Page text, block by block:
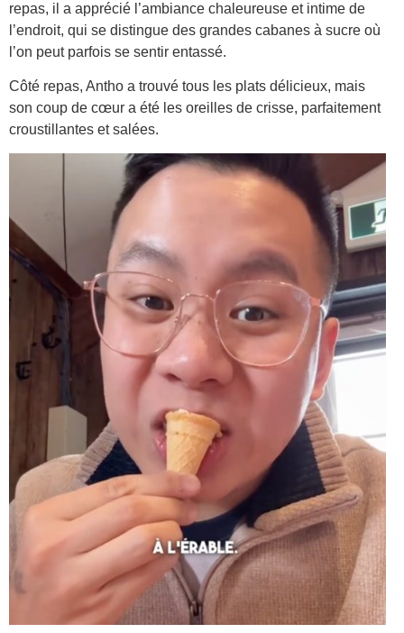
repas, il a apprécié l’ambiance chaleureuse et intime de
l’endroit, qui se distingue des grandes cabanes à sucre où
l’on peut parfois se sentir entassé.
Côté repas, Antho a trouvé tous les plats délicieux, mais
son coup de cœur a été les oreilles de crisse, parfaitement
croustillantes et salées.